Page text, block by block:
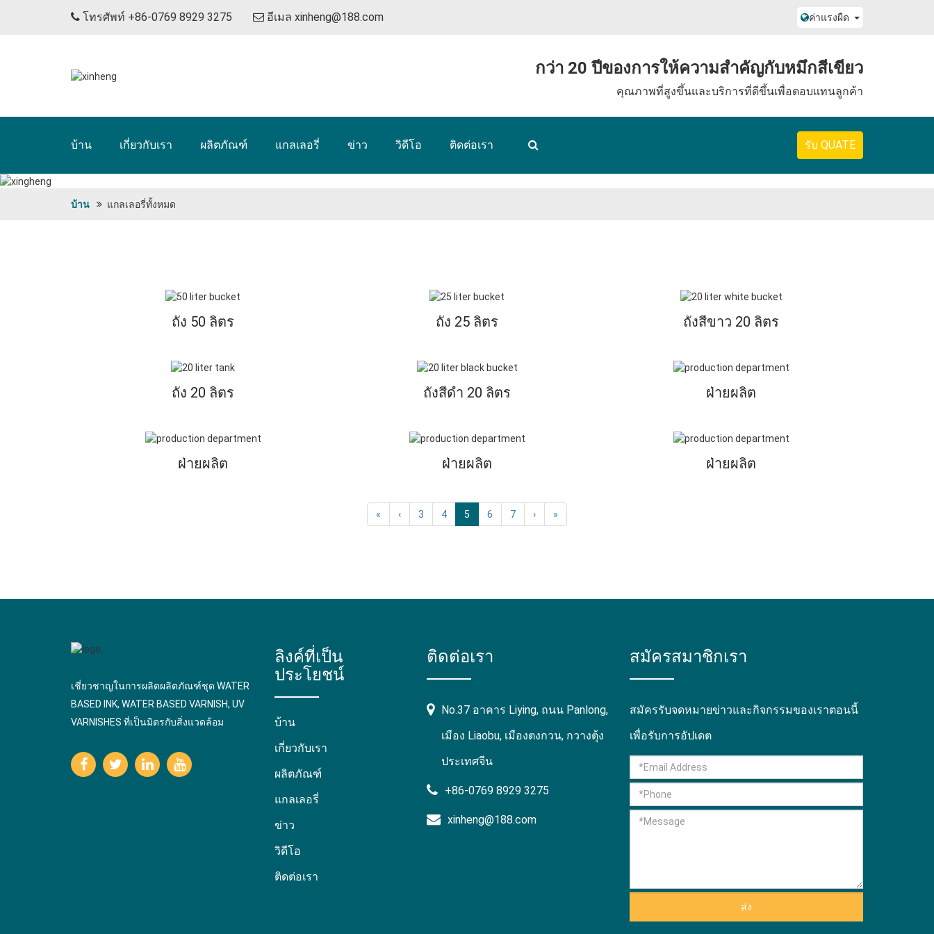
โทรศัพท์ +86-0769 8929 3275 อีเมล xinheng@188.com ค่าแรงผืด
กว่า 20 ปีของการให้ความสําคัญกับหมึกสีเขียว
คุณภาพที่สูงขึ้นและบริการที่ดีขึ้นเพื่อตอบแทนลูกค้า
บ้าน เกี่ยวกับเรา ผลิตภัณฑ์ แกลเลอรี่ ข่าว วิดีโอ ติดต่อเรา รับ QUATE
บ้าน แกลเลอรี่ทั้งหมด
ถัง 50 ลิตร ถัง 25 ลิตร ถังสีขาว 20 ลิตร
ถัง 20 ลิตร ถังสีดํา 20 ลิตร ฝ่ายผลิต
ฝ่ายผลิต ฝ่ายผลิต ฝ่ายผลิต
« ‹ 3 4 5 6 7 › »
เชี่ยวชาญในการผลิตผลิตภัณฑ์ชุด WATER
BASED INK, WATER BASED VARNISH, UV
VARNISHES ที่เป็นมิตรกับสิ่งแวดล้อม
ลิงค์ที่เป็น
ประโยชน์
บ้าน
เกี่ยวกับเรา
ผลิตภัณฑ์
แกลเลอรี่
ข่าว
วิดีโอ
ติดต่อเรา
ติดต่อเรา
No.37 อาคาร Liying, ถนน Panlong,
เมือง Liaobu, เมืองตงกวน, กวางตุ้ง
ประเทศจีน
+86-0769 8929 3275
xinheng@188.com
สมัครสมาชิกเรา
สมัครรับจดหมายข่าวและกิจกรรมของเราตอนนี้
เพื่อรับการอัปเดต
ส่ง